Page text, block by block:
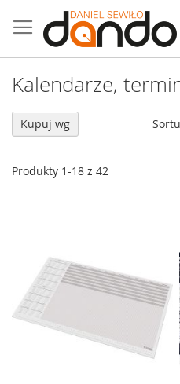
do
treści
Kalendarze,
Produkty 1-18 z 42
Kupuj wg